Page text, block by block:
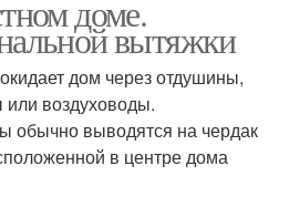
доме.
вытяжки
дом через отдушины,
воздуховоды.
обычно выводятся на чердак
в центре дома